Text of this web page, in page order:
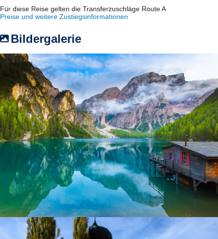
Für diese Reise gelten die Transferzuschläge Route A
Preise und weitere Zustiegsinformationen
Bildergalerie
Pragser Wildsee